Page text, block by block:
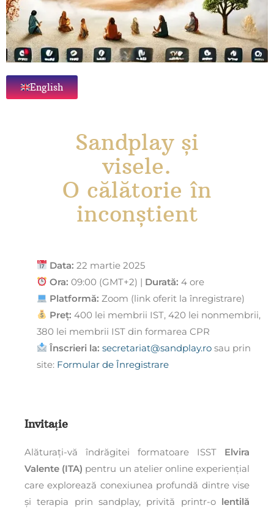
English
Sandplay și
visele.
O călătorie în
inconștient
Data: 22 martie 2025
Ora: 09:00 (GMT+2) | Durată: 4 ore
Platformă: Zoom (link oferit la înregistrare)
Preț: 400 lei membrii IST, 420 lei nonmembrii,
380 lei membrii IST din formarea CPR
Înscrieri la: secretariat@sandplay.ro sau prin
site: Formular de Înregistrare
Invitație
Alăturați-vă îndrăgitei formatoare ISST Elvira
Valente (ITA) pentru un atelier online experiențial
care explorează conexiunea profundă dintre vise
și terapia prin sandplay, privită printr-o lentilă